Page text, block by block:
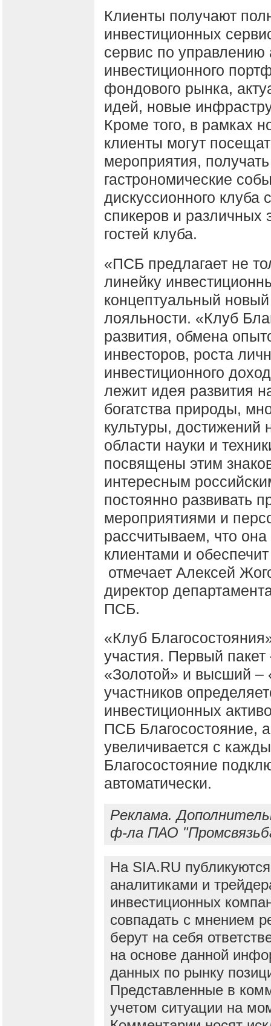
Клиенты получают
инвестиционных
сервис по
инвестиционного
фондового рынка,
идей, новые
Кроме того, в рамках
клиенты могут
мероприятия,
гастрономические
дискуссионного клуба
спикеров и различных
гостей клуба.
«ПСБ предлагает не
линейку
концептуальный
лояльности. «Клуб
развития, обмена
инвесторов, роста
инвестиционного
лежит идея развития
богатства природы,
культуры, достижений
области науки и
посвящены этим
интересным
постоянно развивать
мероприятиями и
рассчитываем, что она
клиентами и
отмечает Алексей
директор
ПСБ.
«Клуб
участия. Первый
«Золотой» и высший –
участников
инвестиционных
ПСБ Благосостояние,
увеличивается с
Благосостояние
автоматически.
Реклама.
ф-ла ПАО
На SIA.RU
аналитиками и
инвестиционных
совпадать с мнением
берут на себя
на основе данной
данных по рынку
Представленные в
учетом ситуации на